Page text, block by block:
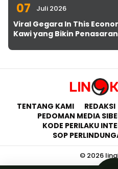
07 Juli 2026
Viral Gegara In This
Kawi yang Bikin Penasaran
TENTANG KAMI REDAKSI
PEDOMAN MEDIA
KODE PERILAKU
SOP
© 2026